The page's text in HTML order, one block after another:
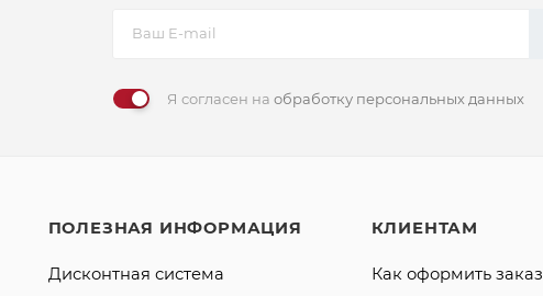
Я согласен на обработку персональных данных
ПОЛЕЗНАЯ ИНФОРМАЦИЯ
Дисконтная система
КЛИЕНТАМ
Как оформить заказ